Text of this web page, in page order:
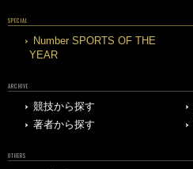
SPECIAL
Number SPORTS OF THE
YEAR
ARCHIVE
競技から探す
著者から探す
OTHERS